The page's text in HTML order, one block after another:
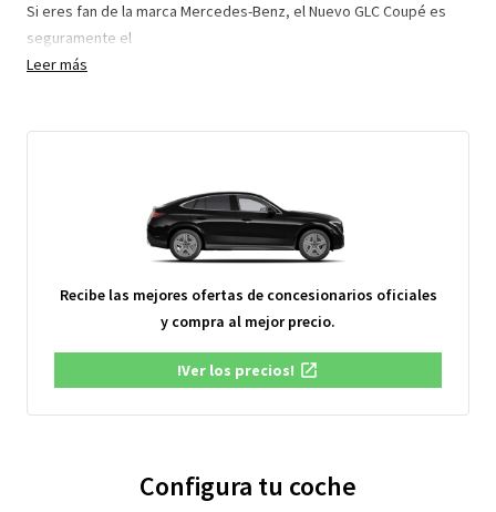
Si eres fan de la marca Mercedes-Benz, el Nuevo GLC Coupé es
seguramente el
Leer más
Recibe las mejores ofertas de concesionarios oficiales
y compra al mejor precio.
!Ver los precios!
Configura tu coche